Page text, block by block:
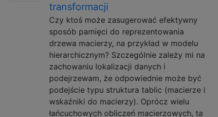
transformacji
Czy ktoś może zasugerować efektywny
sposób pamięci do reprezentowania
drzewa macierzy, na przykład w modelu
hierarchicznym? Szczególnie zależy mi na
zachowaniu lokalizacji danych i
podejrzewam, że odpowiednie może być
podejście typu struktura tablic (macierze i
wskaźniki do macierzy). Oprócz wielu
łańcuchowych obliczeń macierzowych, ta